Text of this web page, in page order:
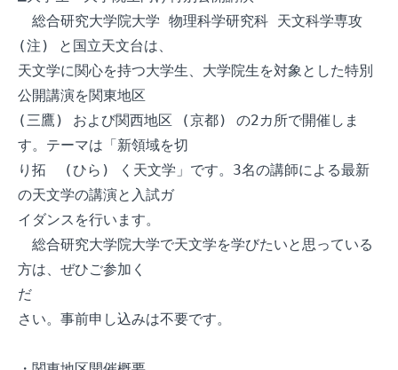
総合研究大学院大学 物理科学研究科 天文科学専攻
(注) と国立天文台は、
天文学に関心を持つ大学生、大学院生を対象とした特別
公開講演を関東地区
(三鷹) および関西地区 (京都) の2カ所で開催しま
す。テーマは「新領域を切
り拓  (ひら) く天文学」です。3名の講師による最新
の天文学の講演と入試ガ
イダンスを行います。
総合研究大学院大学で天文学を学びたいと思っている
方は、ぜひご参加く
だ
さい。事前申し込みは不要です。